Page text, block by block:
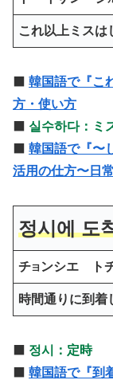
これ以上ミスは
韓国語で『こ
方・使い方
실수하다：ミ
韓国語で『〜
活用の仕方〜日
정시에 도
チヨ ンシエ ト
時間通りに到着
정시：定時
韓国語で『到